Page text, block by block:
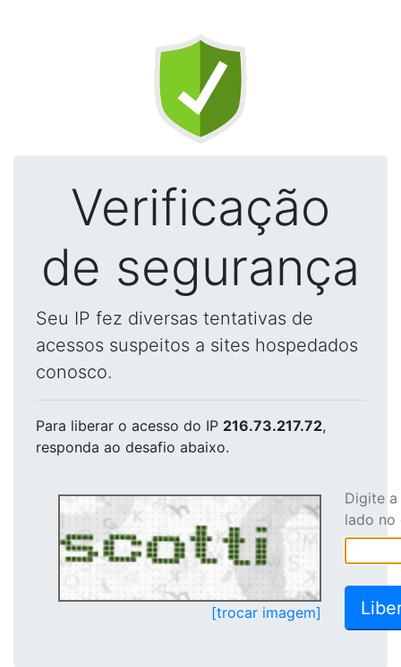
Verificação
de segurança
Seu IP fez diversas tentativas de
acessos suspeitos a sites hospedados
conosco.
Para liberar o acesso do IP 216.73.217.72,
responda ao desafio abaixo.
[trocar imagem]
Digite
lado no